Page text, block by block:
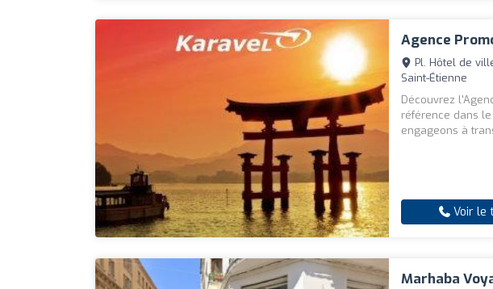
Agence
Pl. Hôtel de
Saint-Étienne
Découvrez
référence dans
engageons à
Voir le
Marhaba